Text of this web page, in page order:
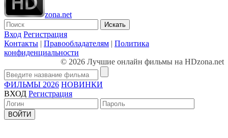
zona.net
Искать
Вход Регистрация
Контакты | Правообладателям | Политика
конфиденциальности
© 2026 Лучшие онлайн фильмы на HDzona.net
ФИЛЬМЫ 2026 НОВИНКИ
ВХОД Регистрация